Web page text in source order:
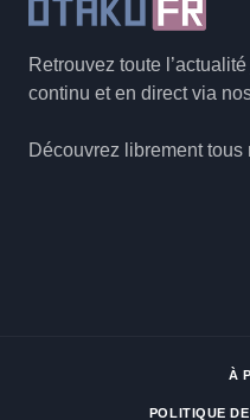
Retrouvez toute
continu et en direct via
Découvrez librement
À
POLITIQUE